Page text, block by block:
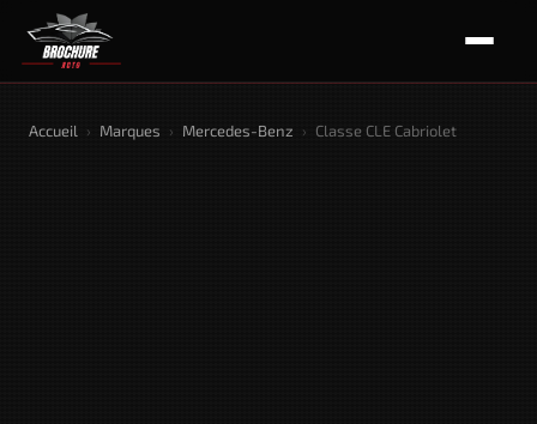
Accueil › Marques › Mercedes-Benz › Classe CLE Cabriolet